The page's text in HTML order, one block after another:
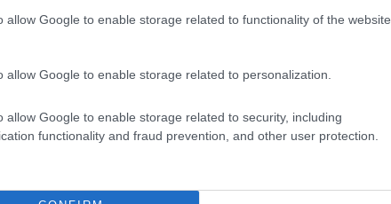
allow Google to enable storage related to functionality of the website
allow Google to enable storage related to personalization.
allow Google to enable storage related to security, including
functionality and fraud prevention, and other user protection.
i prodotti tipici della zona. Ogni dettaglio
. Circondato da paesaggi mozzafiato, il
e passeggiate. Gli amanti della natura
tra boschi di faggi e castagni, godendo di